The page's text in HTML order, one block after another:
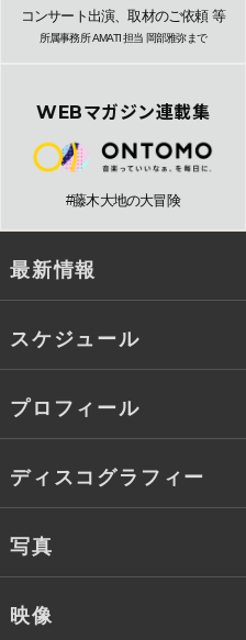
コンサート出演、取材のご依頼 等
所属事務所 AMATI 担当 岡部雅弥まで
WEBマガジン連載集
#藤木大地の大冒険
最新情報
スケジュール
プロフィール
ディスコグラフィー
写真
映像